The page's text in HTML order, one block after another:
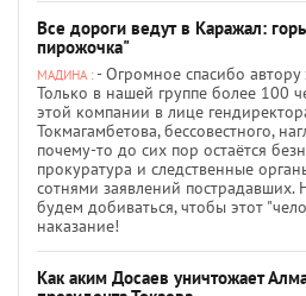
Все дороги ведут в Каражал:
пирожочка"
МАДИНА : - Огромное спасибо
Только в нашей группе более 100
этой компании в лице
Токмагамбетова, бессовестного,
почему-то до сих пор остаётся
прокуратура и следственные
сотнями заявлений
будем добиваться, чтобы этот
наказание!
Как аким Досаев уничтожает